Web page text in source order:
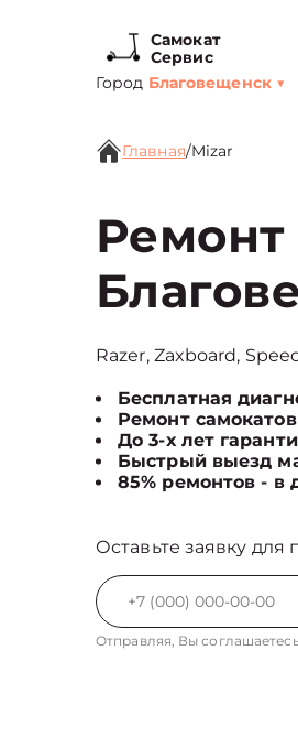
Самокат
Сервис
Город Благовещенск ▼
Главная/Mizar
Ремонт
Razer, Zaxboard,
Бесплатная
Ремонт
До 3-х лет
Быстрый выезд
85% ремонтов - в
Оставьте заявку для
Отправляя, Вы